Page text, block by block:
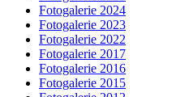
Fotogalerie 2024
Fotogalerie 2023
Fotogalerie 2022
Fotogalerie 2017
Fotogalerie 2016
Fotogalerie 2015